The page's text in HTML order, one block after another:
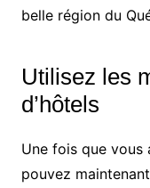
belle région du
Utilisez les
d’hôtels
Une fois que vous
pouvez